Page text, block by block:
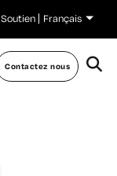
Soutien Français
Contactez nous